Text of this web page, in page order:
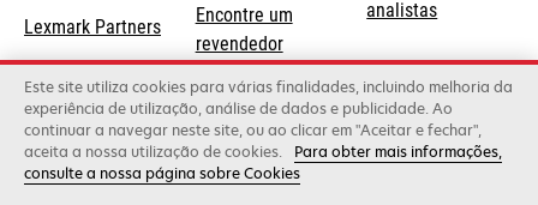
new
tab
Lexmark Partners
Encontre um
revendedor
Lista de
atacadistas
analistas
Lexmark International, Inc., uma empresa da Xerox
Este site utiliza cookies para várias finalidades, incluindo melhoria da
experiência de utilização, análise de dados e publicidade. Ao
continuar a navegar neste site, ou ao clicar em "Aceitar e fechar",
aceita a nossa utilização de cookies.
Para obter mais informações,
consulte a nossa página sobre Cookies